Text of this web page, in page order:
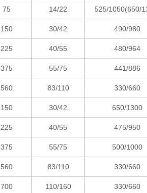
75 14/22 525/1050(650/
150 30/42 490/980
225 40/55 480/964
375 55/75 441/886
560 83/110 330/660
150 30/42 650/1300
225 40/55 475/950
375 55/75 500/1000
560 83/110 330/660
700 110/160 330/660